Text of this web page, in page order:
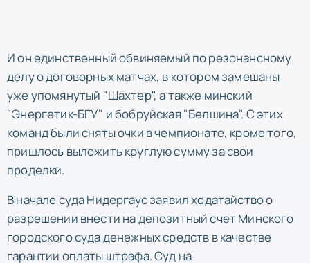
И он единственный обвиняемый по резонансному
делу о договорных матчах, в котором замешаны
уже упомянутый "Шахтер", а также минский
"Энергетик-БГУ" и бобруйская "Белшина". С этих
команд были сняты очки в чемпионате, кроме того,
пришлось выложить круглую сумму за свои
проделки.
В начале суда Нидергаус заявил ходатайство о
разрешении внести на депозитный счет Минского
городского суда денежных средств в качестве
гарантии оплаты штрафа. Суд на